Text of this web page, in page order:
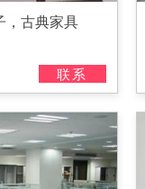
，古典家具
联系